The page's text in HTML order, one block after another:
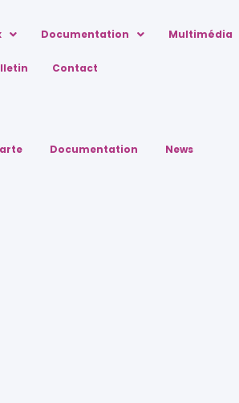
Documentation Multimédia
Contact
Documentation News